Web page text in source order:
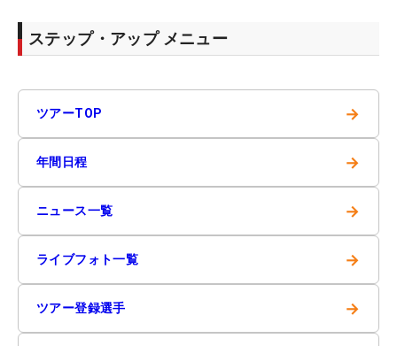
ステップ・アップ メニュー
ツアーTOP →
年間日程 →
ニュース一覧 →
ライブフォト一覧 →
ツアー登録選手 →